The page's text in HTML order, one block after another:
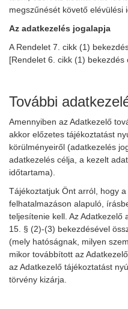
megszűnését követő elévülési
Az adatkezelés jogalapja
A Rendelet 7. cikk (1)
[Rendelet 6. cikk (1)
További
Amennyiben az Adatkezelő
akkor előzetes tájékoztatást
körülményeiről (adatkezelés
adatkezelés célja, a kezelt
időtartama).
Tájékoztatjuk Önt arról, hogy
felhatalmazáson alapuló,
teljesítenie kell. Az Adatkezelő
15. § (2)-(3) bekezdésével
(mely hatóságnak, milyen
mikor továbbított az
az Adatkezelő tájékoztatást
törvény kizárja.